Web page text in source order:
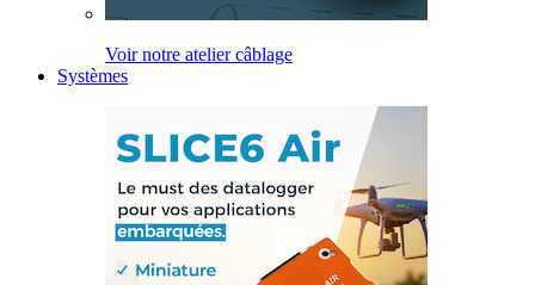
Voir notre atelier câblage
Systèmes